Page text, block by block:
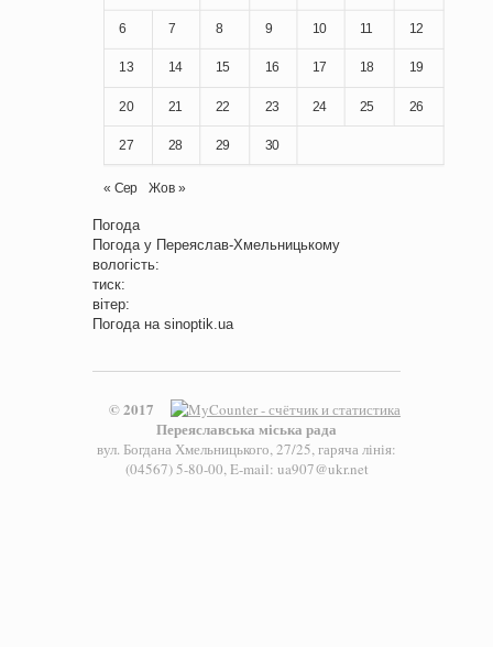
6 7 8 9 10 11 12
13 14 15 16 17 18 19
20 21 22 23 24 25 26
27 28 29 30
« Сер Жов »
Погода
Погода у Переяслав-Хмельницькому
вологість:
тиск:
вітер:
Погода на sinoptik.ua
© 2017
Переяславська міська рада
вул. Богдана Хмельницького, 27/25, гаряча лінія:
(04567) 5-80-00, E-mail: ua907@ukr.net